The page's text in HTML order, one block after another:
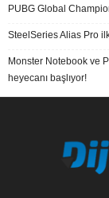
PUBG Global
SteelSeries Alias Pro
Monster Notebook ve
heyecanı başlıyor!